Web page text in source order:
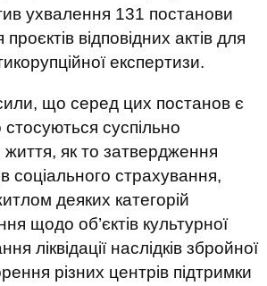
ухвалення 131 постанови
відповідних актів для
експертизи.
що серед цих постанов є
суспільно
як то затвердження
соціального страхування,
деяких категорій
щодо об’єктів культурної
ліквідації наслідків збройної
різних центрів підтримки